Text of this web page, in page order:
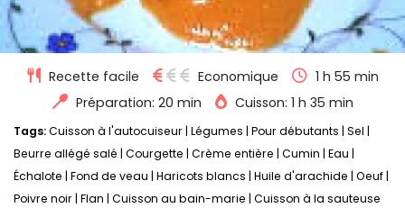
Recette facile Economique
1 h 55 min
Préparation: 20 min
Cuisson: 1 h 35 min
Tags:Cuisson à l'autocuiseur Légumes Pour débutants Sel
Beurre allégé salé Courgette Crème entière Cumin Eau
Échalote Fond de veau Haricots blancs Huile d'arachide Oeuf
Poivre noir Flan Cuisson au bain-marie Cuisson à la sauteuse